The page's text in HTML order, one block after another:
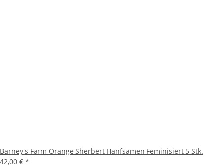
Barney's Farm Orange Sherbert Hanfsamen Feminisiert 5 Stk.
42,00 € *